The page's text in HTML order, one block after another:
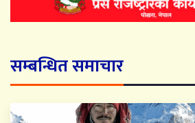
सम्बन्धित समाचार